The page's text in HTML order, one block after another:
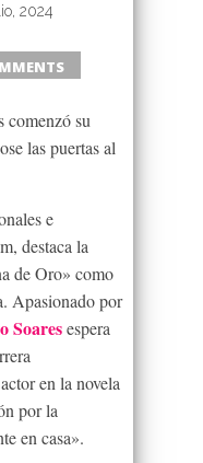
2024
comenzó su
las puertas al
e
destaca la
de Oro» como
Apasionado por
Soaresespera
en la novela
por la
en casa».